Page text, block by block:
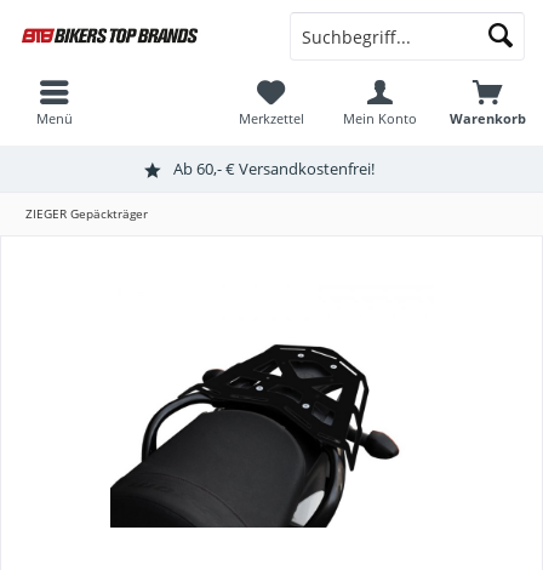
Ab 60,- € Versandkostenfrei!
Warenkorb
Merkzettel Mein Konto
Menü
ZIEGER Gepäckträger